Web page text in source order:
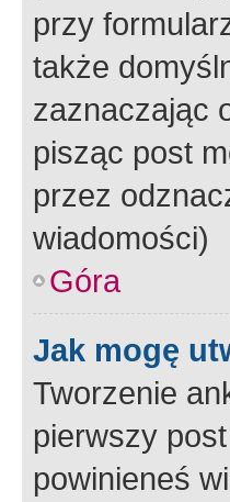
przy
także
zaznaczając
pisząc post
przez
wiadomości)
Góra
Jak mogę
Tworzenie
pierwszy
powinieneś